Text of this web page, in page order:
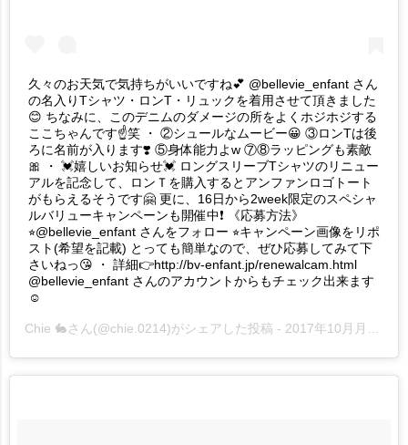
久々のお天気で気持ちがいいですね💕 @bellevie_enfant さん
の名入りTシャツ・ロンT・リュックを着用させて頂きました
😊 ちなみに、このデニムのダメージの所をよくホジホジする
ここちゃんです☝️笑 ・ ②シュールなムービー😀 ③ロンTは後
ろに名前が入ります❣️ ⑤身体能力よw ⑦⑧ラッピングも素敵
🎀 ・ 💓嬉しいお知らせ💓 ロングスリーブTシャツのリニュー
アルを記念して、ロンＴを購入するとアンファンロゴトート
がもらえるそうです🤗 更に、16日から2week限定のスペシャ
ルバリューキャンペーンも開催中❗️ 《応募方法》
⭐︎@bellevie_enfant さんをフォロー ⭐︎キャンペーン画像をリポ
スト(希望を記載) とっても簡単なので、ぜひ応募してみて下
さいねっ😘 ・ 詳細👉http://bv-enfant.jp/renewalcam.html
@bellevie_enfant さんのアカウントからもチェック出来ます
☺️
Chie 🐇さん(@chie.0214)がシェアした投稿 - 2017年10月月17日午後8時44分PDT